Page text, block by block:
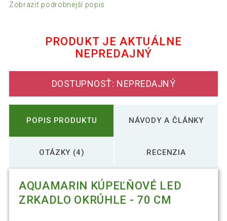
Zobraziť podrobnejší popis
PRODUKT JE AKTUÁLNE
NEPREDAJNÝ
DOSTUPNOSŤ: NEPREDAJNÝ
POPIS PRODUKTU NÁVODY A ČLÁNKY
OTÁZKY (4) RECENZIA
AQUAMARIN KÚPEĽŇOVÉ LED
ZRKADLO OKRÚHLE - 70 CM